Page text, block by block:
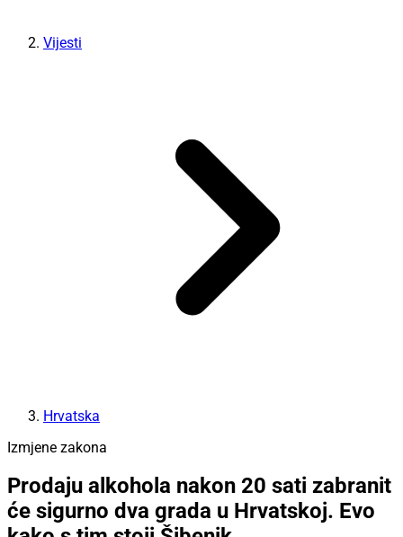
Vijesti
Hrvatska
Izmjene zakona
Prodaju alkohola nakon 20 sati zabranit
će sigurno dva grada u Hrvatskoj. Evo